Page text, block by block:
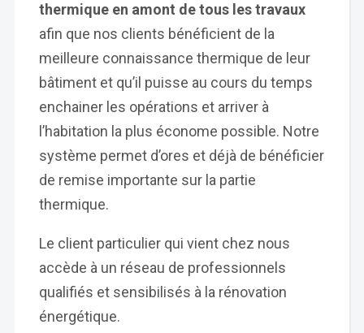
thermique en amont de tous les travaux
afin que nos clients bénéficient de la
meilleure connaissance thermique de leur
bâtiment et qu’il puisse au cours du temps
enchainer les opérations et arriver à
l’habitation la plus économe possible. Notre
système permet d’ores et déjà de bénéficier
de remise importante sur la partie
thermique.
Le client particulier qui vient chez nous
accède à un réseau de professionnels
qualifiés et sensibilisés à la rénovation
énergétique.